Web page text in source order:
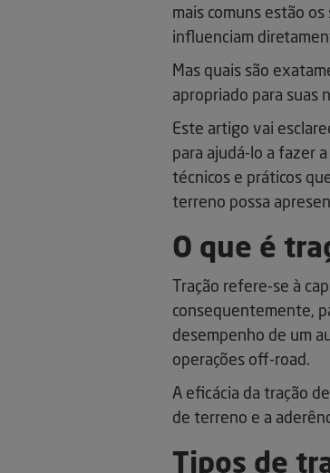
mais comuns estão
influenciam
Mas quais são
apropriado para suas
Este artigo vai
para ajudá-lo a fazer
técnicos e práticos
terreno possa
O que é
Tração refere-se à
consequentemente,
desempenho de um
operações off-road.
A eficácia da tração
de terreno e a
Tipos de